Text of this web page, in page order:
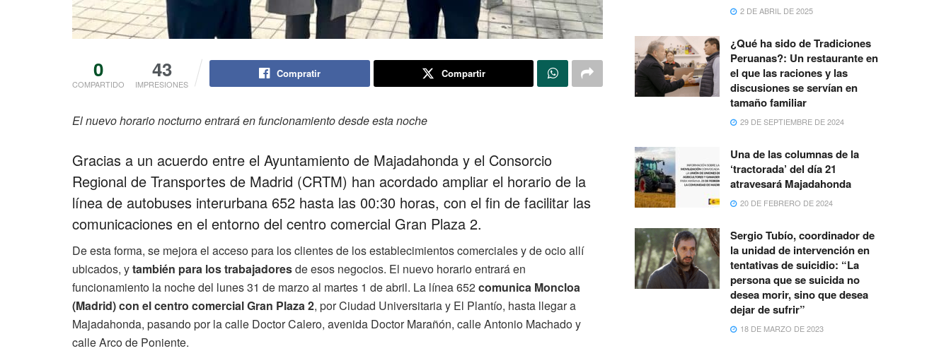
0
COMPARTIDO
43
IMPRESIONES
Compratir Compartir
El nuevo horario nocturno entrará en funcionamiento desde esta noche
Gracias a un acuerdo entre el Ayuntamiento de Majadahonda y el Consorcio
Regional de Transportes de Madrid (CRTM) han acordado ampliar el horario de la
línea de autobuses interurbana 652 hasta las 00:30 horas, con el fin de facilitar las
comunicaciones en el entorno del centro comercial Gran Plaza 2.
De esta forma, se mejora el acceso para los clientes de los establecimientos comerciales y de ocio allí
ubicados, ytambién para los trabajadoresde esos negocios. El nuevo horario entrará en
funcionamiento la noche del lunes 31 de marzo al martes 1 de abril. La línea 652comunica Moncloa
(Madrid) con el centro comercial Gran Plaza 2, por Ciudad Universitaria y El Plantío, hasta llegar a
Majadahonda, pasando por la calle Doctor Calero, avenida Doctor Marañón, calle Antonio Machado y
calle Arco de Poniente.
2 DE ABRIL DE 2025
¿Qué ha sido de Tradiciones
Peruanas?: Un restaurante en
el que las raciones y las
discusiones se servían en
tamaño familiar
29 DE SEPTIEMBRE DE 2024
Una de las columnas de la
‘tractorada’ del día 21
atravesará Majadahonda
20 DE FEBRERO DE 2024
Sergio Tubío, coordinador de
la unidad de intervención en
tentativas de suicidio: “La
persona que se suicida no
desea morir, sino que desea
dejar de sufrir”
18 DE MARZO DE 2023